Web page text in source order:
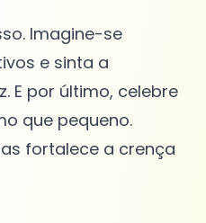
Imagine-se
e sinta a
E por último, celebre
que pequeno.
fortalece a crença